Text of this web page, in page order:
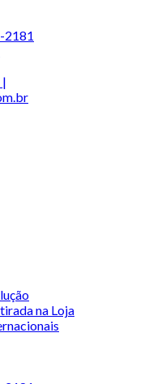
2181
|
na Loja